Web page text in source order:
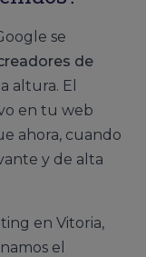
se
de
altura. El
en tu web
ahora, cuando
y de alta
en Vitoria,
el